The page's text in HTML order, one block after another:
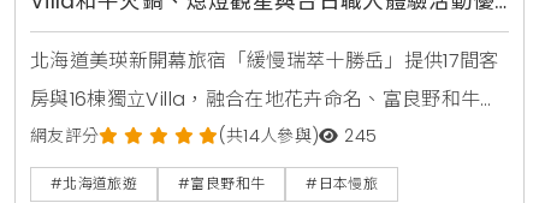
惠指南
北海道美瑛新開幕旅宿「緩慢瑞萃十勝岳」提供17間客
房與16棟獨立Villa，融合在地花卉命名、富良野和牛旬
味火鍋、星空熄燈體驗與台日職人手作工作坊，帶給旅
人沉浸式的北海道慢旅體驗。
網友評分 (共14人參與) 245
#北海道旅遊 #富良野和牛 #日本慢旅